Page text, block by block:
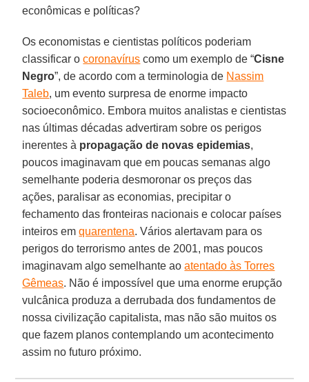
econômicas e políticas?
Os economistas e cientistas políticos poderiam
classificar ocoronavírus como um exemplo de “Cisne
Negro”, de acordo com a terminologia de Nassim
Taleb, um evento surpresa de enorme impacto
socioeconômico. Embora muitos analistas e cientistas
nas últimas décadas advertiram sobre os perigos
inerentes à propagação de novas epidemias,
poucos imaginavam que em poucas semanas algo
semelhante poderia desmoronar os preços das
ações, paralisar as economias, precipitar o
fechamento das fronteiras nacionais e colocar países
inteiros emquarentena. Vários alertavam para os
perigos do terrorismo antes de 2001, mas poucos
imaginavam algo semelhante aoatentado às Torres
Gêmeas. Não é impossível que uma enorme erupção
vulcânica produza a derrubada dos fundamentos de
nossa civilização capitalista, mas não são muitos os
que fazem planos contemplando um acontecimento
assim no futuro próximo.